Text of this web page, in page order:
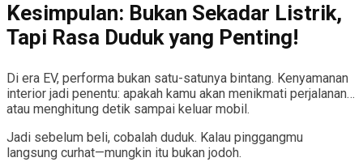
Kesimpulan: Bukan Sekadar Listrik,
Tapi Rasa Duduk yang Penting!
Di era EV, performa bukan satu-satunya bintang. Kenyamanan
interior jadi penentu: apakah kamu akan menikmati perjalanan…
atau menghitung detik sampai keluar mobil.
Jadi sebelum beli, cobalah duduk. Kalau pinggangmu
langsung curhat—mungkin itu bukan jodoh.